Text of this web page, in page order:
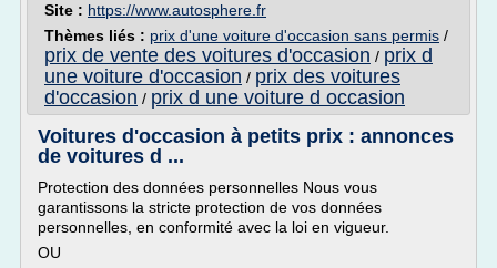
Site : https://www.autosphere.fr
Thèmes liés : prix d'une voiture d'occasion sans permis /
prix de vente des voitures d'occasion / prix d
une voiture d'occasion / prix des voitures
d'occasion / prix d une voiture d occasion
Voitures d'occasion à petits prix : annonces
de voitures d ...
Protection des données personnelles Nous vous
garantissons la stricte protection de vos données
personnelles, en conformité avec la loi en vigueur.
OU